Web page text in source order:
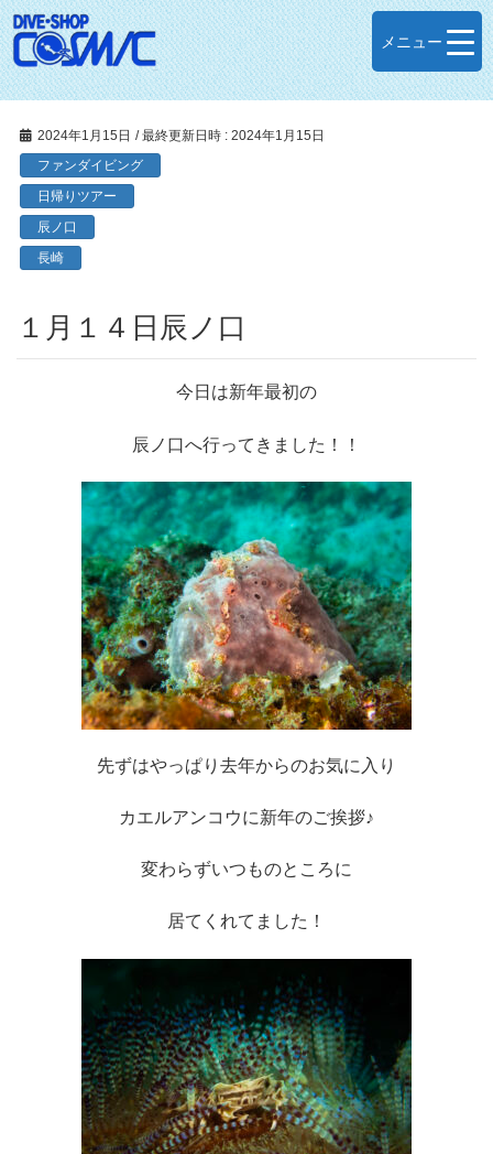
メニュー
2024年1月15日 / 最終更新日時 : 2024年1月15日
ファンダイビング
日帰りツアー
辰ノ口
長崎
１月１４日辰ノ口
今日は新年最初の
辰ノ口へ行ってきました！！
先ずはやっぱり去年からのお気に入り
カエルアンコウに新年のご挨拶♪
変わらずいつものところに
居てくれてました！